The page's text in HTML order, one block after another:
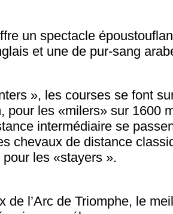
un spectacle
et une de pur-sang
», les courses se font
pour les «milers» sur 1600
intermédiaire se
chevaux de distance
les «stayers ».
de l’Arc de Triomphe, le